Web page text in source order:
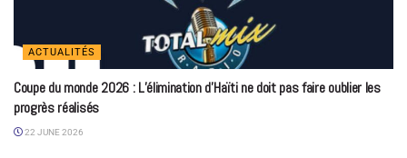
ACTUALITÉS
Coupe du monde 2026 : L’élimination d’Haïti ne doit pas faire oublier les
progrès réalisés
22 JUNE 2026